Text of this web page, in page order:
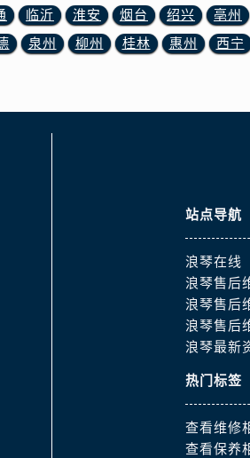
后服务中心（需提前预约）
）
约）
临沂 淮安 烟台 绍兴
亳州
泉州 柳州 桂林 惠州 西宁
站点导航
浪琴在线
浪琴售后
浪琴售后
浪琴售后
浪琴最新
热门标签
查看维修
查看保养